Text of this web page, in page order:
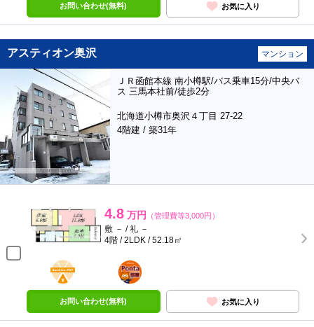
お問い合わせ(無料) お気に入り
アスティオン奥沢 マンション
ＪＲ函館本線 南小樽駅/バス乗車15分/中央バ
ス 三馬本社前/徒歩2分
北海道小樽市奥沢４丁目 27-22
4階建 / 築31年
4.8 万円 （管理費等3,000円）
敷 － / 礼 －
4階 / 2LDK / 52.18㎡
BunChinPAY
ポンタ
部屋
お問い合わせ(無料) お気に入り